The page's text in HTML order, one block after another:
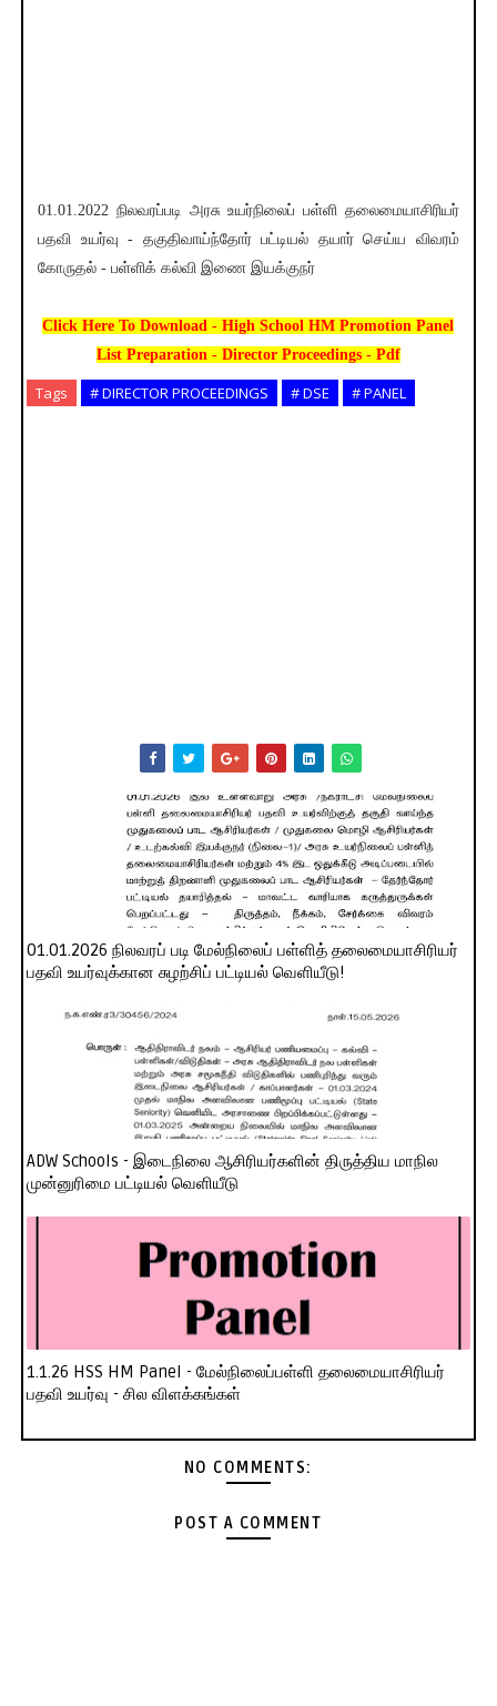
01.01.2022 நிலவரப்படி அரசு உயர்நிலைப் பள்ளி தலைமையாசிரியர்
பதவி உயர்வு - தகுதிவாய்ந்தோர் பட்டியல் தயார் செய்ய விவரம்
கோருதல் - பள்ளிக் கல்வி இணை இயக்குநர்
Click Here To Download - High School HM Promotion Panel
List Preparation - Director Proceedings - Pdf
Tags # DIRECTOR PROCEEDINGS # DSE # PANEL
01.01.2026 நிலவரப் படி மேல்நிலைப் பள்ளித் தலைமையாசிரியர்
பதவி உயர்வுக்கான சுழற்சிப் பட்டியல் வெளியீடு!
ADW Schools - இடைநிலை ஆசிரியர்களின் திருத்திய மாநில
முன்னுரிமை பட்டியல் வெளியீடு
1.1.26 HSS HM Panel - மேல்நிலைப்பள்ளி தலைமையாசிரியர்
பதவி உயர்வு - சில விளக்கங்கள்
NO COMMENTS:
POST A COMMENT